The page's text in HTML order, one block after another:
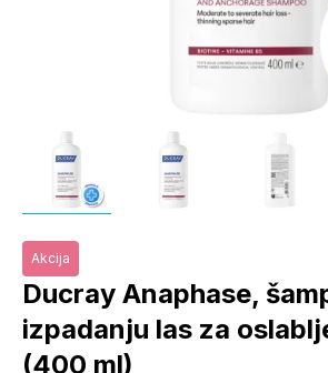
Akcija
Ducray Anaphase,
izpadanju las za
(400 ml)